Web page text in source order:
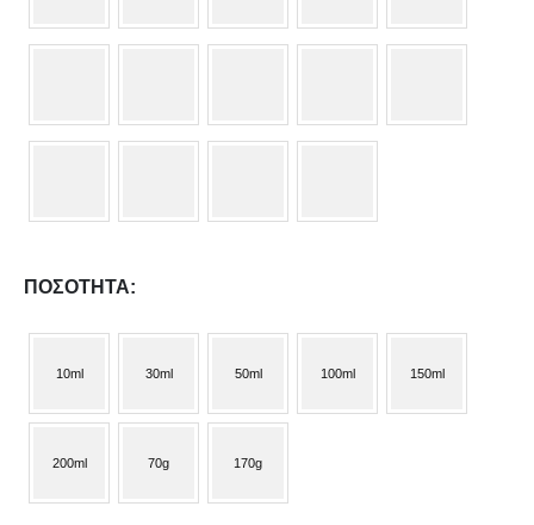
ΠΟΣΌΤΗΤΑ
10ml 30ml 50ml 100ml 150ml
200ml 70g 170g